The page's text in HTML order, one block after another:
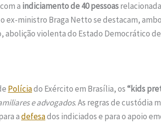
a indiciamento de 40 pessoas
ex-ministro Braga Netto se destacam,
abolição violenta do Estado Democrático
Políciado Exército em Brasília, os“kids
e advogados. As regras de custódia
adefesados indiciados e para o apoio